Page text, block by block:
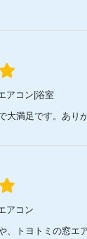
アコン|浴室
大満足です。あり
アコン
、トヨトミの窓エ